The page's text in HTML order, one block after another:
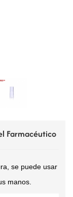
Farmacéutico
se puede usar
manos.